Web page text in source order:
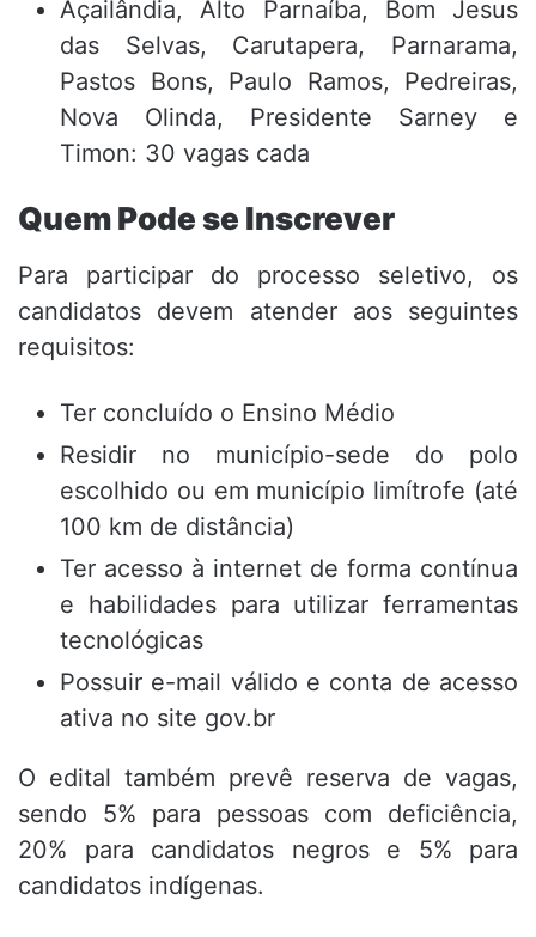
Açailândia, Alto Parnaíba, Bom Jesus
das Selvas, Carutapera, Parnarama,
Pastos Bons, Paulo Ramos, Pedreiras,
Nova Olinda, Presidente Sarney e
Timon: 30 vagas cada
Quem Pode se Inscrever
Para participar do processo seletivo, os
candidatos devem atender aos seguintes
requisitos:
Ter concluído o Ensino Médio
Residir no município-sede do polo
escolhido ou em município limítrofe (até
100 km de distância)
Ter acesso à internet de forma contínua
e habilidades para utilizar ferramentas
tecnológicas
Possuir e-mail válido e conta de acesso
ativa no site gov.br
O edital também prevê reserva de vagas,
sendo 5% para pessoas com deficiência,
20% para candidatos negros e 5% para
candidatos indígenas.